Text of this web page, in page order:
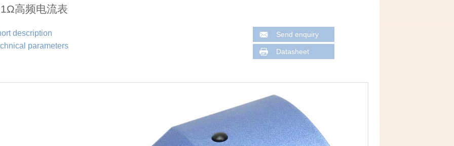
高频电流表
description
parameters
Send enquiry
Datasheet